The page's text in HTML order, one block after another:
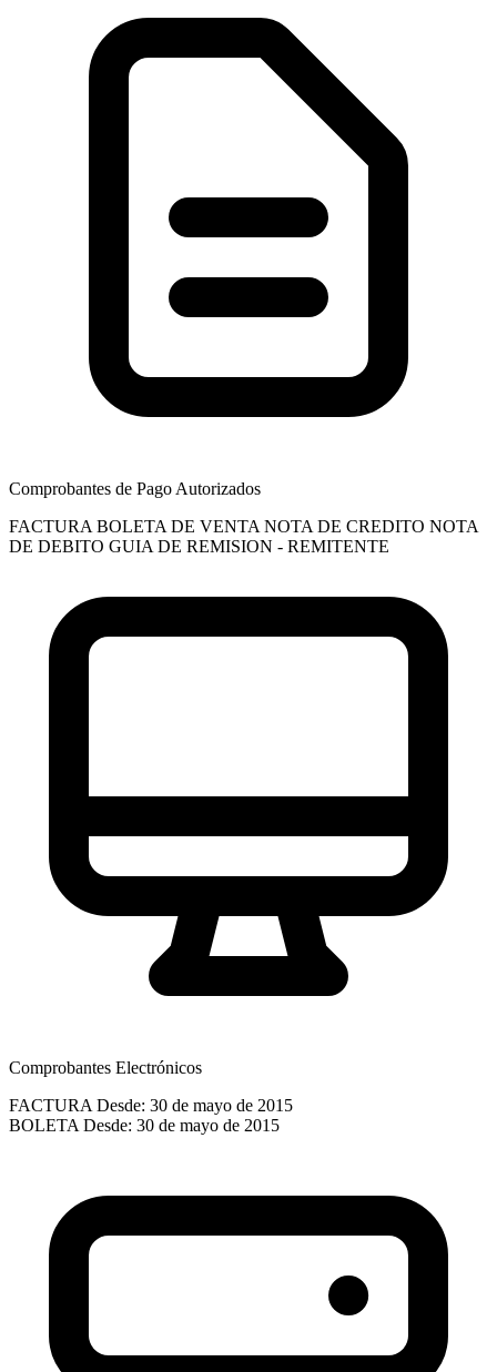
Comprobantes de Pago Autorizados
FACTURA BOLETA DE VENTA NOTA DE CREDITO NOTA
DE DEBITO GUIA DE REMISION - REMITENTE
Comprobantes Electrónicos
FACTURA Desde: 30 de mayo de 2015
BOLETA Desde: 30 de mayo de 2015